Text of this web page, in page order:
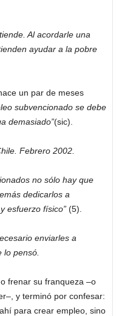
Al acordarle una
ayudar a la pobre
un par de meses
subvencionado se debe
demasiado”(sic).
Febrero 2002.
no sólo hay que
dedicarlos a
esfuerzo físico” (5).
enviarles a
pensó.
frenar su franqueza –o
y terminó por confesar:
para crear empleo, sino